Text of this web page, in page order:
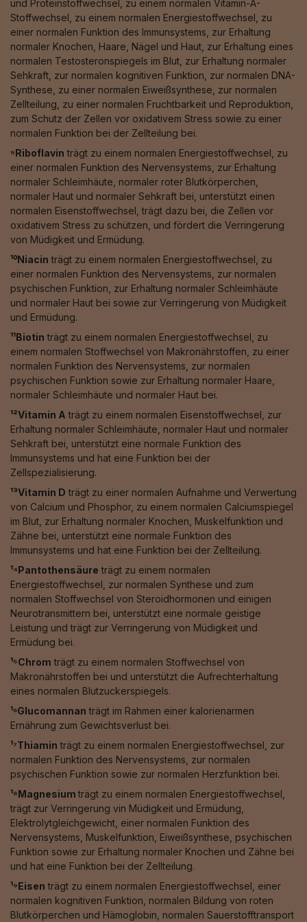
und Proteinstoffwechsel, zu einem normalen Vitamin-A-
Stoffwechsel, zu einem normalen Energiestoffwechsel, zu
einer normalen Funktion des Immunsystems, zur Erhaltung
normaler Knochen, Haare, Nägel und Haut, zur Erhaltung eines
normalen Testosteronspiegels im Blut, zur Erhaltung normaler
Sehkraft, zur normalen kognitiven Funktion, zur normalen DNA-
Synthese, zu einer normalen Eiweißsynthese, zur normalen
Zellteilung, zu einer normalen Fruchtbarkeit und Reproduktion,
zum Schutz der Zellen vor oxidativem Stress sowie zu einer
normalen Funktion bei der Zellteilung bei.
⁹Riboflavin trägt zu einem normalen Energiestoffwechsel, zu
einer normalen Funktion des Nervensystems, zur Erhaltung
normaler Schleimhäute, normaler roter Blutkörperchen,
normaler Haut und normaler Sehkraft bei, unterstützt einen
normalen Eisenstoffwechsel, trägt dazu bei, die Zellen vor
oxidativem Stress zu schützen, und fördert die Verringerung
von Müdigkeit und Ermüdung.
¹⁰Niacin trägt zu einem normalen Energiestoffwechsel, zu
einer normalen Funktion des Nervensystems, zur normalen
psychischen Funktion, zur Erhaltung normaler Schleimhäute
und normaler Haut bei sowie zur Verringerung von Müdigkeit
und Ermüdung.
¹¹Biotin trägt zu einem normalen Energiestoffwechsel, zu
einem normalen Stoffwechsel von Makronährstoffen, zu einer
normalen Funktion des Nervensystems, zur normalen
psychischen Funktion sowie zur Erhaltung normaler Haare,
normaler Schleimhäute und normaler Haut bei.
¹²Vitamin A trägt zu einem normalen Eisenstoffwechsel, zur
Erhaltung normaler Schleimhäute, normaler Haut und normaler
Sehkraft bei, unterstützt eine normale Funktion des
Immunsystems und hat eine Funktion bei der
Zellspezialisierung.
¹³Vitamin D trägt zu einer normalen Aufnahme und Verwertung
von Calcium und Phosphor, zu einem normalen Calciumspiegel
im Blut, zur Erhaltung normaler Knochen, Muskelfunktion und
Zähne bei, unterstützt eine normale Funktion des
Immunsystems und hat eine Funktion bei der Zellteilung.
¹⁴Pantothensäure trägt zu einem normalen
Energiestoffwechsel, zur normalen Synthese und zum
normalen Stoffwechsel von Steroidhormonen und einigen
Neurotransmittern bei, unterstützt eine normale geistige
Leistung und trägt zur Verringerung von Müdigkeit und
Ermüdung bei.
¹⁵Chrom trägt zu einem normalen Stoffwechsel von
Makronährstoffen bei und unterstützt die Aufrechterhaltung
eines normalen Blutzuckerspiegels.
¹⁶Glucomannan trägt im Rahmen einer kalorienarmen
Ernährung zum Gewichtsverlust bei.
¹⁷Thiamin trägt zu einem normalen Energiestoffwechsel, zur
normalen Funktion des Nervensystems, zur normalen
psychischen Funktion sowie zur normalen Herzfunktion bei.
¹⁸Magnesiumträgt zu einem normalen Energiestoffwechsel,
trägt zur Verringerung vin Müdigkeit und Ermüdung,
Elektrolytgleichgewicht, einer normalen Funktion des
Nervensystems, Muskelfunktion, Eiweißsynthese, psychischen
Funktion sowie zur Erhaltung normaler Knochen und Zähne bei
und hat eine Funktion bei der Zellteilung.
¹⁹Eisen trägt zu einem normalen Energiestoffwechsel, einer
normalen kognitiven Funktion, normalen Bildung von roten
Blutkörperchen und Hämoglobin, normalen Sauerstofftransport